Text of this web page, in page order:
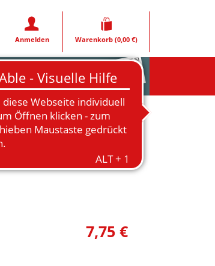
Anmelden Warenkorb (0,00 €)
Rezeptfoto
7,75 €